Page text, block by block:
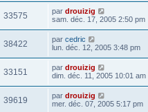
33575 par drouizig
sam. déc. 17, 2005 2:50 pm
38422 par cedric
lun. déc. 12, 2005 3:48 pm
33151 par drouizig
dim. déc. 11, 2005 10:01 am
39619 par drouizig
mer. déc. 07, 2005 5:17 pm